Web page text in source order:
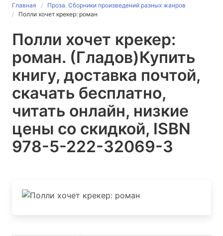
Главная
Проза. Сборники произведений разных жанров
Полли хочет крекер: роман
Полли хочет крекер:
роман. (Гладов)Купить
книгу, доставка почтой,
скачать бесплатно,
читать онлайн, низкие
цены со скидкой, ISBN
978-5-222-32069-3